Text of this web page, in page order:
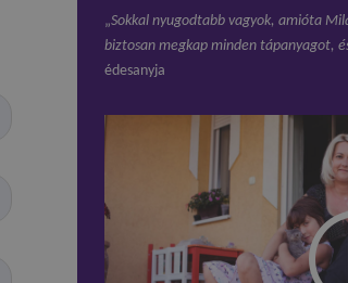
„Sokkal nyugodtabb vagyok, amióta
biztosan megkap minden tápanyagot,
édesanyja